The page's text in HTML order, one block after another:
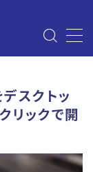
スクトッ
リックで開